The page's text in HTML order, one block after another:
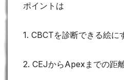
ポイントは
1. CBCTを診断できる絵に
2. CEJからApexまでの距